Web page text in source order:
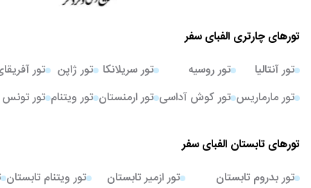
تورهای چارتری الفبای سفر
تور آنتالیا
تور مارماریس
تور روسیه
تور کوش آداسی
تور سریلانکا
تور ارمنستان
تور ژاپن
تور ویتنام
تور
تور تونس
تورهای تابستان الفبای سفر
تور بدروم تابستان
تور ازمیر تابستان
تور ویتنام تابستان